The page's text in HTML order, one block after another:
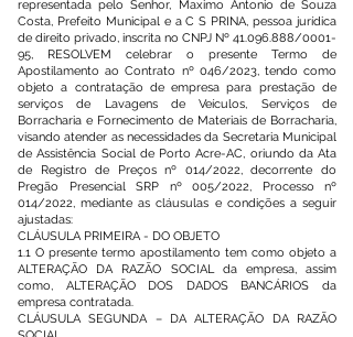
representada pelo Senhor, Maximo Antonio de Souza
Costa, Prefeito Municipal e a C S PRINA, pessoa jurídica
de direito privado, inscrita no CNPJ Nº 41.096.888/0001-
95, RESOLVEM celebrar o presente Termo de
Apostilamento ao Contrato nº 046/2023, tendo como
objeto a contratação de empresa para prestação de
serviços de Lavagens de Veículos, Serviços de
Borracharia e Fornecimento de Materiais de Borracharia,
visando atender as necessidades da Secretaria Municipal
de Assistência Social de Porto Acre-AC, oriundo da Ata
de Registro de Preços nº 014/2022, decorrente do
Pregão Presencial SRP nº 005/2022, Processo nº
014/2022, mediante as cláusulas e condições a seguir
ajustadas:
CLÁUSULA PRIMEIRA - DO OBJETO
1.1 O presente termo apostilamento tem como objeto a
ALTERAÇÃO DA RAZÃO SOCIAL da empresa, assim
como, ALTERAÇÃO DOS DADOS BANCÁRIOS da
empresa contratada.
CLÁUSULA SEGUNDA – DA ALTERAÇÃO DA RAZÃO